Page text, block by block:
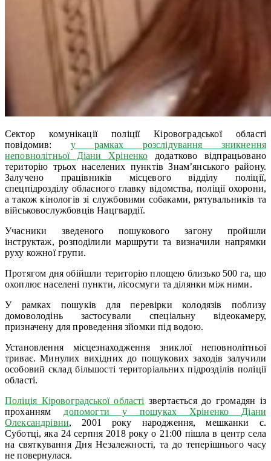
Сектор комунікації поліції Кіровоградської області
повідомив: у рамках розслідування зникнення
неповнолітньої Діани Хріненко додатково відпрацьовано
територію трьох населених пунктів Знам’янського району.
Залучено працівників місцевого відділу поліції,
спецпідрозділу обласного главку відомства, поліції охорони,
а також кінологів зі службовими собаками, рятувальників та
військовослужбовців Нацгвардії.
Учасники зведеного пошукового загону пройшли
інструктаж, розподілили маршрути та визначили напрямки
руху кожної групи.
Протягом дня обійшли територію площею близько 500 га, що
охоплює населені пункти, лісосмуги та ділянки між ними.
У рамках пошуків для перевірки колодязів поблизу
домоволодінь застосували спеціальну відеокамеру,
призначену для проведення зйомки під водою.
Установлення місцезнаходження зниклої неповнолітньої
триває. Минулих вихідних до пошукових заходів залучили
особовий склад більшості територіальних підрозділів поліції
області.
Поліція Кіровоградської області звертається до громадян із
проханням допомогти у пошуках Хріненко Діани
Олександрівни, 2001 року народження, мешканки с.
Суботці, яка 24 серпня 2018 року о 21:00 пішла в центр села
на святкування Дня Незалежності, та до теперішнього часу
не повернулася.